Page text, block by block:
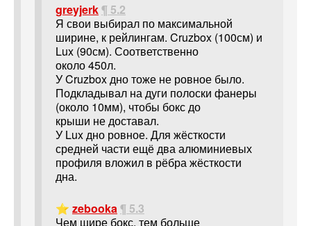
greyjerk¶ 5.2
Я свои выбирал по максимальной
ширине, к рейлингам. Cruzbox (100см) и
Lux (90см). Соответственно
около 450л.
У Cruzbox дно тоже не ровное было.
Подкладывал на дуги полоски фанеры
(около 10мм), чтобы бокс до
крыши не доставал.
У Lux дно ровное. Для жёсткости
средней части ещё два алюминиевых
профиля вложил в рёбра жёсткости
дна.
⭐ zebooka¶ 5.3
Чем шире бокс, тем больше